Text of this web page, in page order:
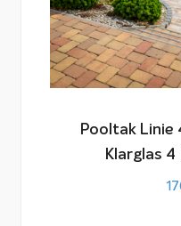
Pooltak Linie
Klarglas